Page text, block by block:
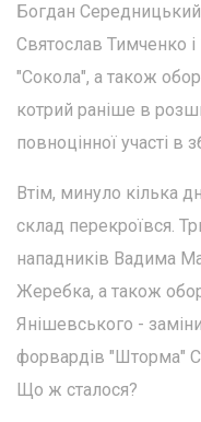
Богдан
Святослав Тимченко
"Сокола", а також
котрий раніше в
повноцінної участі в
Втім, минуло кілька
склад перекроївся.
нападників Вадима
Жеребка, а також
Янішевського -
форвардів "Шторма"
Що ж сталося?